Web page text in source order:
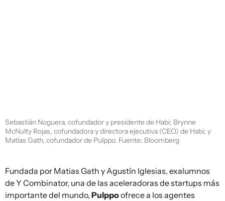
Sebastián Noguera, cofundador y presidente de Habi; Brynne
McNulty Rojas, cofundadora y directora ejecutiva (CEO) de Habi; y
Matías Gath, cofundador de Pulppo. Fuente: Bloomberg
Fundada por Matias Gath y Agustín Iglesias, exalumnos
de Y Combinator, una de las aceleradoras de startups más
importante del mundo, Pulppoofrece a los agentes